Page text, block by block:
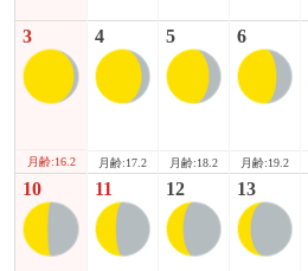
3
月齢:16.2
4
月齢:17.2
5
月齢:18.2
6
月齢:19.2
10 11 12 13